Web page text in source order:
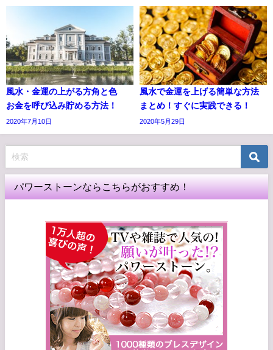
風水・金運の上がる方角と色
お金を呼び込み貯める方法！
2020年7月10日
風水で金運を上げる簡単な方法
まとめ！すぐに実践できる！
2020年5月29日
パワーストーンならこちらがおすすめ！